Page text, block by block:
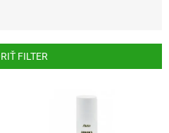
FILTER